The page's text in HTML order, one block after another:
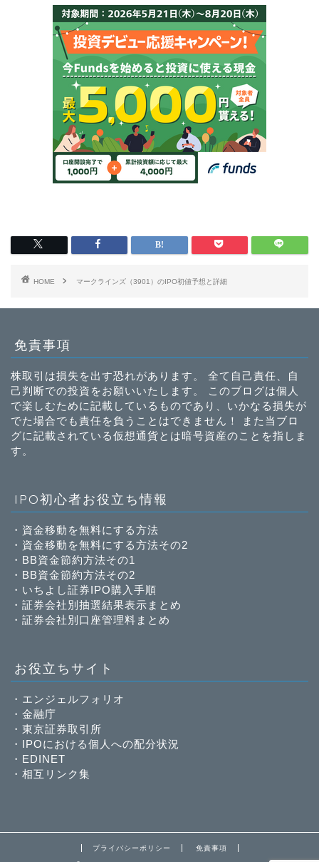
HOME マークラインズ（3901）のIPO初値予想と詳細
免責事項
株取引は損失を出す恐れがあります。 全て自己責任、自
己判断での投資をお願いいたします。 このブログは個人
で楽しむために記載しているものであり、いかなる損失が
でた場合でも責任を負うことはできません！ また当ブロ
グに記載されている仮想通貨とは暗号資産のことを指しま
す。
IPO初心者お役立ち情報
・ 資金移動を無料にする方法
・ 資金移動を無料にする方法その2
・ BB資金節約方法その1
・ BB資金節約方法その2
・ いちよし証券IPO購入手順
・ 証券会社別抽選結果表示まとめ
・ 証券会社別口座管理料まとめ
お役立ちサイト
・ エンジェルフォリオ
・ 金融庁
・ 東京証券取引所
・ IPOにおける個人への配分状況
・ EDINET
・ 相互リンク集
プライバシーポリシー 免責事項